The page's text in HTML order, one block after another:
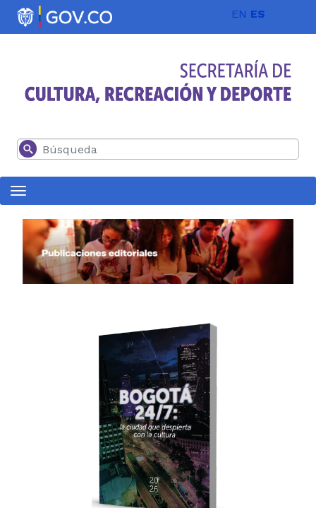
Pasar al contenido principal EN ES
Buscar